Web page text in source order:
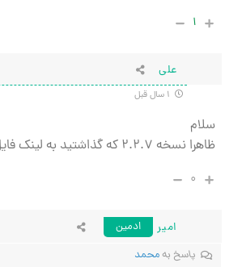
۱
علی
سلام
ظاهرا نسخه ۲.۲.۷ که گذاشتید به لینک فایل ختم نمی شه
۰
امیر
ادمین
پاسخ بهمحمد